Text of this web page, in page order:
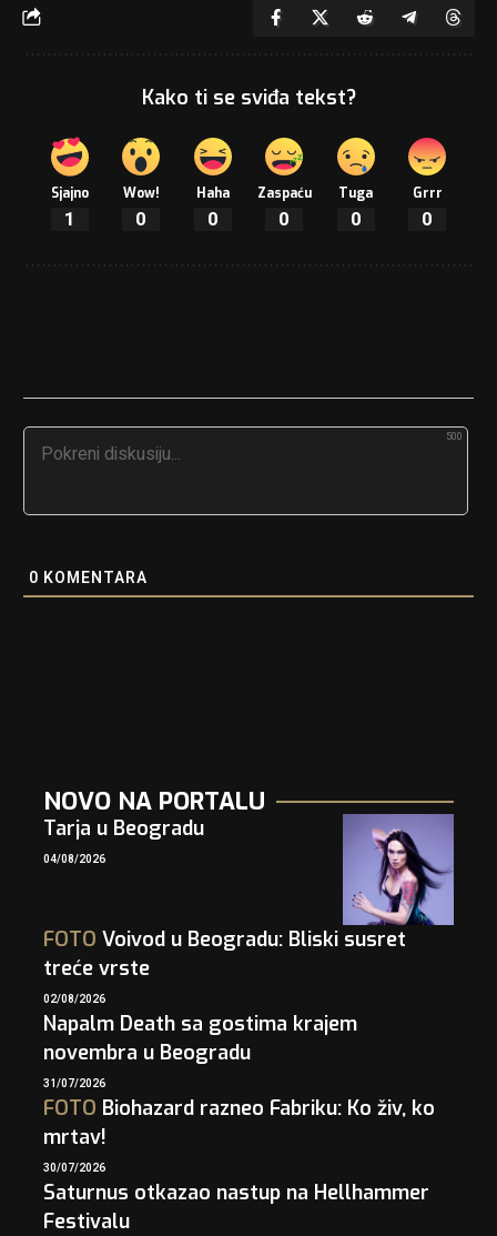
Kako ti se sviđa tekst?
Sjajno
1
Wow!
0
Haha
0
Zaspaću
0
Tuga
0
Grrr
0
500
0 KOMENTARA
NOVO NA PORTALU
Tarja u Beogradu
04/08/2026
FOTO Voivod u Beogradu: Bliski susret
treće vrste
02/08/2026
Napalm Death sa gostima krajem
novembra u Beogradu
31/07/2026
FOTO Biohazard razneo Fabriku: Ko živ, ko
mrtav!
30/07/2026
Saturnus otkazao nastup na Hellhammer
Festivalu